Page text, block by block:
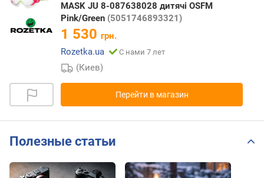
MASK JU 8-087638028 дитячі OSFM
Pink/Green (5051746893321)
1 530 грн.
Rozetka.ua
С нами 7 лет
(Киев)
Перейти в магазин
Полезные статьи